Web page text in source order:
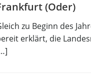
(Oder)
zu Beginn des
erklärt, die